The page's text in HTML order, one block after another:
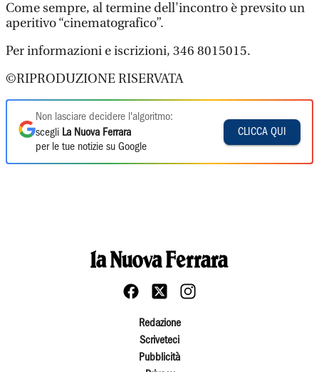
Come sempre, al termine dell'incontro è prevsito un
aperitivo “cinematografico”.
Per informazioni e iscrizioni, 346 8015015.
©RIPRODUZIONE RISERVATA
Non lasciare decidere l'algoritmo:
scegli La Nuova Ferrara
per le tue notizie su Google
CLICCA QUI
Redazione
Scriveteci
Pubblicità